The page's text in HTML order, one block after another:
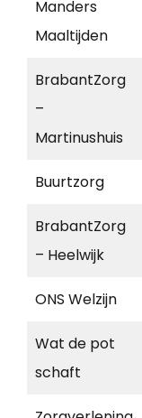
Manders
Maaltijden
BrabantZorg
–
Martinushuis
Buurtzorg
BrabantZorg
– Heelwijk
ONS Welzijn
Wat de pot
schaft